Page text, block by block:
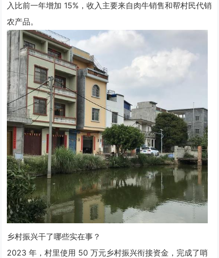
入比前一年增加 15%，收入主要来自肉牛销售和帮村民代销
农产品。
乡村振兴干了哪些实在事？
2023 年，村里使用 50 万元乡村振兴衔接资金，完成了哨